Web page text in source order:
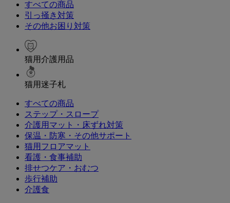
すべての商品
引っ掻き対策
その他お困り対策
猫用介護用品
猫用迷子札
すべての商品
ステップ・スロープ
介護用マット・床ずれ対策
保温・防寒・その他サポート
猫用フロアマット
看護・食事補助
排せつケア・おむつ
歩行補助
介護食